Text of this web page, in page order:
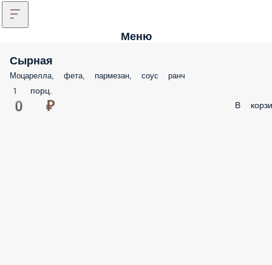
Меню
Сырная
Моцарелла, фета, пармезан, соус ранч
1 порц.
0 ₽ В